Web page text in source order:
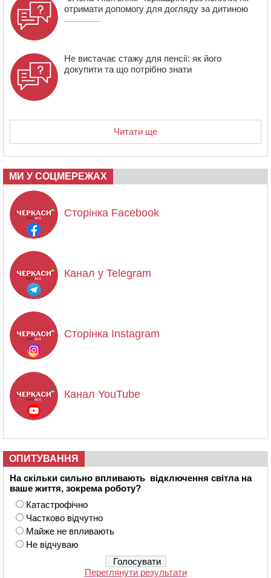
отримати допомогу для догляду за дитиною
Не вистачає стажу для пенсії: як його
докупити та що потрібно знати
Читати ще
МИ У СОЦМЕРЕЖАХ
Сторінка Facebook
Канал у Telegram
Сторінка Instagram
Канал YouTube
ОПИТУВАННЯ
На скільки сильно впливають відключення світла на
ваше життя, зокрема роботу?
Катастрофічно
Частково відчутно
Майже не впливають
Не відчуваю
Переглянути результати